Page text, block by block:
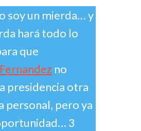
soy un mierda… y
hará todo lo
que
no
presidencia otra
personal, pero ya
3